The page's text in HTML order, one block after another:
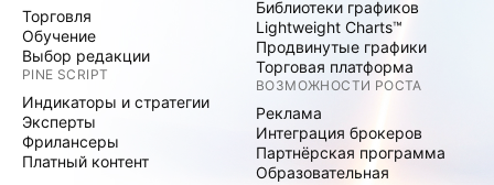
Торговля
Обучение
Выбор редакции
PINE SCRIPT
Индикаторы и стратегии
Эксперты
Фрилансеры
Платный контент
Библиотеки графиков
Lightweight Charts™
Продвинутые графики
Торговая платформа
ВОЗМОЖНОСТИ РОСТА
Реклама
Интеграция брокеров
Партнёрская программа
Образовательная